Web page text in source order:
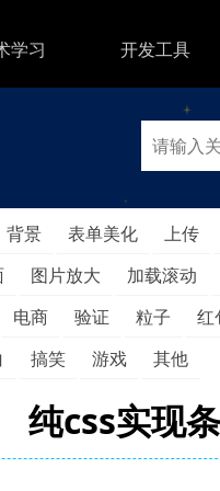
学习 开发工具
背景 表单美化
上传
图片放大
加载滚动
电商 验证 粒子
红
搞笑 游戏 其他
纯css实现